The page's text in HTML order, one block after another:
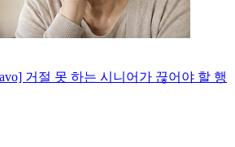
거절 못 하는 시니어가 끊어야 할 행